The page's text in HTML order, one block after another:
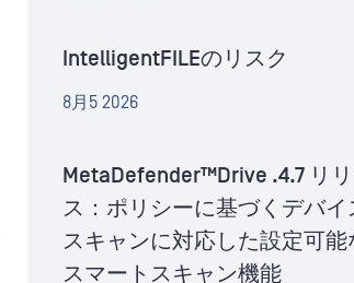
IntelligentFILEのリスク
8月5 2026
MetaDefender™Drive .4.7 リ
ス：ポリシーに基づくデバイ
スキャンに対応した設定可能
スマートスキャン機能